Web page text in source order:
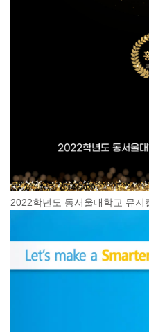
2022학년도 동서울대학교 뮤지